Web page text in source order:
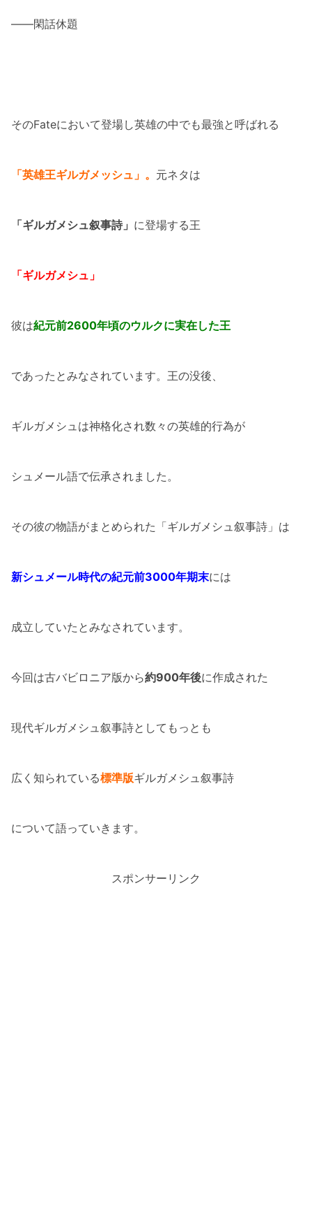
――閑話休題
そのFateにおいて登場し英雄の中でも最強と呼ばれる
「英雄王ギルガメッシュ」。 元ネタは
「ギルガメシュ叙事詩」 に登場する王
「ギルガメシュ」
彼は紀元前2600年頃のウルクに実在した王
であったとみなされています。王の没後、
ギルガメシュは神格化され数々の英雄的行為が
シュメール語で伝承されました。
その彼の物語がまとめられた「ギルガメシュ叙事詩」は
新シュメール時代の紀元前3000年期末には
成立していたとみなされています。
今回は古バビロニア版から約900年後に作成された
現代ギルガメシュ叙事詩としてもっとも
広く知られている標準版ギルガメシュ叙事詩
について語っていきます。
スポンサーリンク